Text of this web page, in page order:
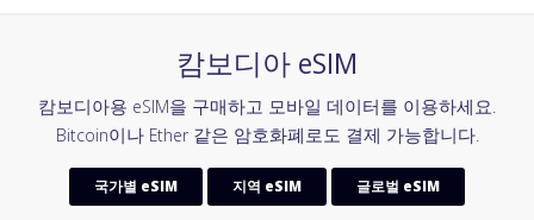
캄보디아 eSIM
캄보디아용 eSIM을 구매하고 모바일 데이터를 이용하세요.
Bitcoin이나 Ether 같은 암호화폐로도 결제 가능합니다.
국가별 eSIM 지역 eSIM 글로벌 eSIM